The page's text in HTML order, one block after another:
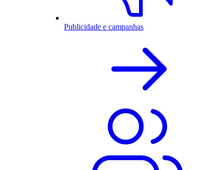
Publicidade e campanhas